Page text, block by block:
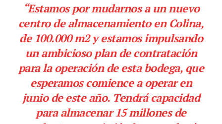
“Estamos por mudarnos a un nuevo
centro de almacenamiento en Colina,
de 100.000 m2 y estamos impulsando
un ambicioso plan de contratación
para la operación de esta bodega, que
esperamos comience a operar en
junio de este año. Tendrá capacidad
para almacenar 15 millones de